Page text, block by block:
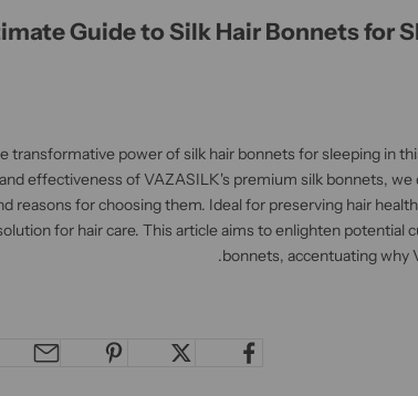
Guide to Silk Hair Bonnets for
transformative power of silk hair bonnets for sleeping in
effectiveness of VAZASILK's premium silk bonnets, we
reasons for choosing them. Ideal for preserving hair
for hair care. This article aims to enlighten potential
bonnets, accentuating why